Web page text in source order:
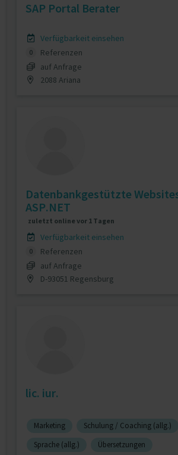
SAP Portal Berater
Verfügbarkeit einsehen
0
Referenzen
auf Anfrage
2088 Ariana
Datenbankgestützte
ASP.NET
zuletzt online vor 1 Tagen
Verfügbarkeit einsehen
0
Referenzen
auf Anfrage
D-93051 Regensburg
lic. iur.
Marketing
Schulung / Coaching (allg.)
Sprache (allg.)
Übersetzungen